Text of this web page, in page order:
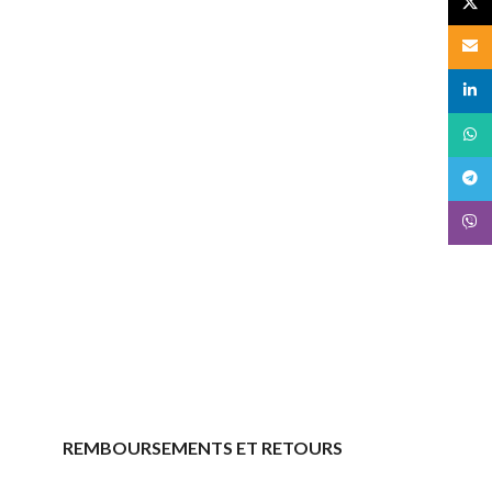
REMBOURSEMENTS ET RETOURS
Email
Viber